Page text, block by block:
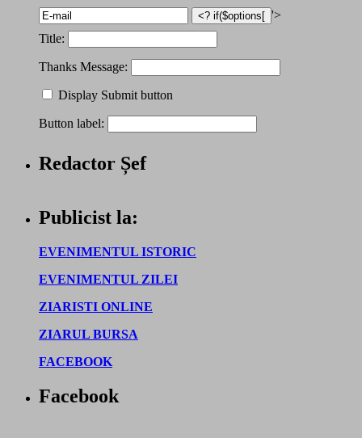
'>
Title:
Thanks Message:
Display Submit button
Button label:
Redactor Șef
Publicist la:
EVENIMENTUL ISTORIC
EVENIMENTUL ZILEI
ZIARISTI ONLINE
ZIARUL BURSA
FACEBOOK
Facebook